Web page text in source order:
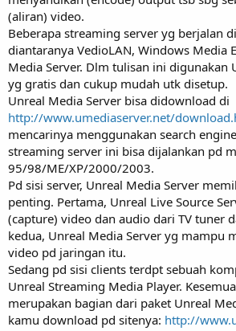
(aliran) video.
Beberapa streaming server yg berjalan
diantaranya VedioLAN, Windows Media
Media Server. Dlm tulisan ini digunakan
yg gratis dan cukup mudah utk disetup.
Unreal Media Server bisa didownload di
http://www.umediaserver.net/
mencarinya menggunakan search
streaming server ini bisa dijalankan pd
95/98/ME/XP/2000/2003.
Pd sisi server, Unreal Media Server
penting. Pertama, Unreal Live Source
(capture) video dan audio dari TV tuner
kedua, Unreal Media Server yg mampu
video pd jaringan itu.
Sedang pd sisi clients terdpt sebuah
Unreal Streaming Media Player.
merupakan bagian dari paket Unreal
kamu download pd sitenya: http://